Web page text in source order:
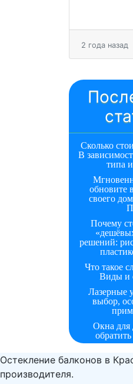
2 года назад
Сколько
В
типа
обновите
своего
Почему
решений:
Что такое
Виды и
Лазерные
выбор,
Окна для
Остекление балконов в
производителя.